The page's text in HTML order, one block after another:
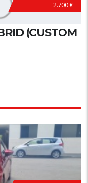
2.700 €
(CUSTOM